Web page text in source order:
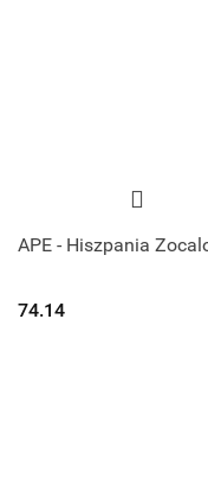
APE - Hiszpania
74.14